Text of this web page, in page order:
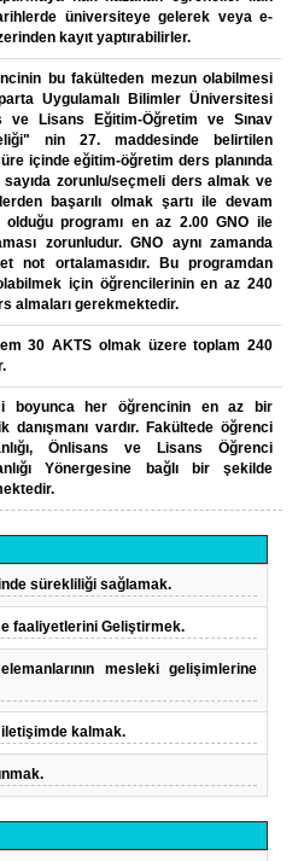
üniversiteye gelerek veya e-
kayıt yaptırabilirler.
bu fakülteden mezun olabilmesi
Uygulamalı Bilimler Üniversitesi
ve Lisans Eğitim-Öğretim ve Sınav
nin 27. maddesinde belirtilen
içinde eğitim-öğretim ders planında
zorunlu/seçmeli ders almak ve
başarılı olmak şartı ile devam
olduğu programı en az 2.00 GNO ile
zorunludur. GNO aynı zamanda
not ortalamasıdır. Bu programdan
için öğrencilerinin en az 240
almaları gerekmektedir.
30 AKTS olmak üzere toplam 240
boyunca her öğrencinin en az bir
danışmanı vardır. Fakültede öğrenci
Önlisans ve Lisans Öğrenci
Yönergesine bağlı bir şekilde
sürekliliği sağlamak.
faaliyetlerini Geliştirmek.
mesleki gelişimlerine
iletişimde kalmak.